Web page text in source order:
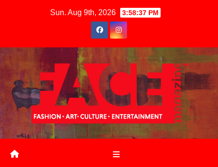
Sun. Aug 9th, 2026 3:58:38 PM